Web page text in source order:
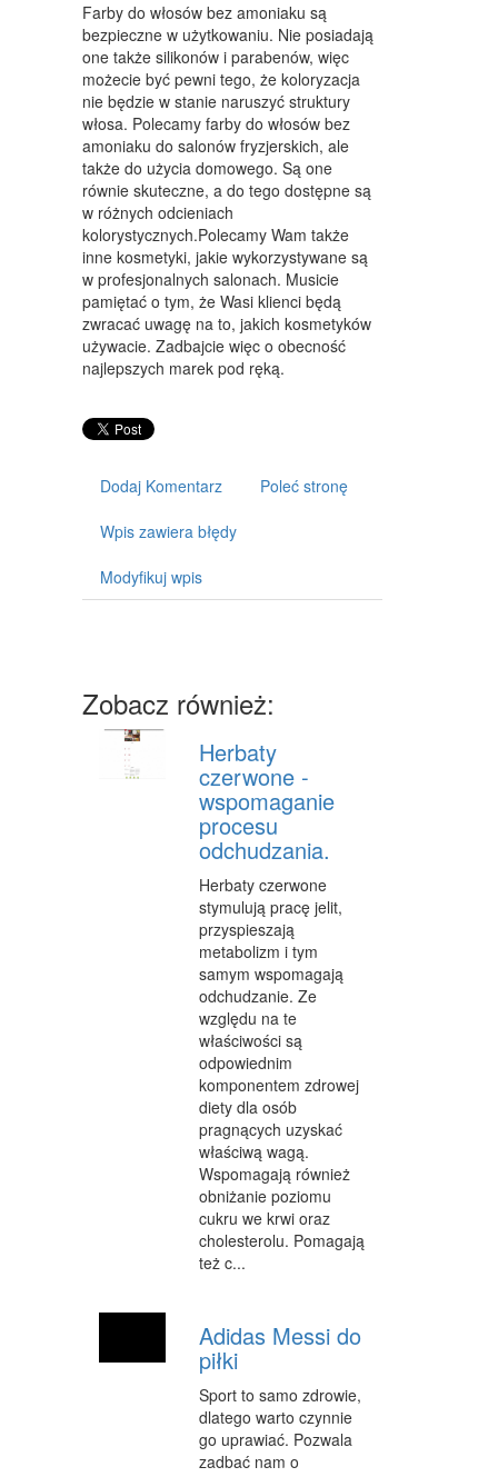
TŁUMACZENIA
KSIĄŻKI, CZASOPISMA
SPRZEDAŻ INTERNTOWA
BIŻUTERIA
DLA DZIECI
MEBLE
WYPOSAŻENIE WNĘTRZ
WYPOSAŻENIE ŁAZIENKI
ODZIEŻ
ELEKTRONIKA, RTV, AGD
ART. DLA ZWIERZĄT
OGRÓD, ROŚLINY
INNE SKLEPY
SPRZĘT
MASZYNY
NARZĘDZIA
TRANSPORT
TRANSPORT
CZĘŚCI SAMOCHODOWE
WYNAJEM
USŁUGI MOTORYZACYJNE
SALONY, KOMISY
PUBLIC RELATIONS
AGENCJE REKLAMOWE
MATERIAŁY REKLAMOWE
GIMNASTYKA
IMPREZY INTEGRACYJNE
HOBBY
BRANŻE
Farby do włosów bez amoniaku są
bezpieczne w użytkowaniu. Nie posiadają
one także silikonów i parabenów, więc
możecie być pewni tego, że koloryzacja
nie będzie w stanie naruszyć struktury
włosa. Polecamy farby do włosów bez
amoniaku do salonów fryzjerskich, ale
także do użycia domowego. Są one
równie skuteczne, a do tego dostępne są
w różnych odcieniach
kolorystycznych.Polecamy Wam także
inne kosmetyki, jakie wykorzystywane są
w profesjonalnych salonach. Musicie
pamiętać o tym, że Wasi klienci będą
zwracać uwagę na to, jakich kosmetyków
używacie. Zadbajcie więc o obecność
najlepszych marek pod ręką.
Dodaj Komentarz Poleć stronę
Wpis zawiera błędy
Modyfikuj wpis
Zobacz również:
Herbaty
czerwone -
wspomaganie
procesu
odchudzania.
Herbaty czerwone
stymulują pracę jelit,
przyspieszają
metabolizm i tym
samym wspomagają
odchudzanie. Ze
względu na te
właściwości są
odpowiednim
komponentem zdrowej
diety dla osób
pragnących uzyskać
właściwą wagą.
Wspomagają również
obniżanie poziomu
cukru we krwi oraz
cholesterolu. Pomagają
też c...
Adidas Messi do
piłki
Sport to samo zdrowie,
dlatego warto czynnie
go uprawiać. Pozwala
zadbać nam o